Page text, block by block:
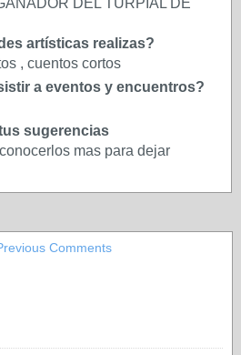
DEL TURPIAL DE
artísticas realizas?
, cuentos cortos
a eventos y encuentros?
sugerencias
mas para dejar
Comments